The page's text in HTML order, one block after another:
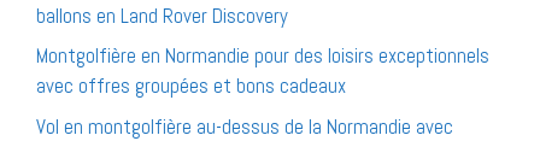
ballons en Land Rover Discovery
Montgolfière en Normandie pour des loisirs exceptionnels
avec offres groupées et bons cadeaux
Vol en montgolfière au-dessus de la Normandie avec